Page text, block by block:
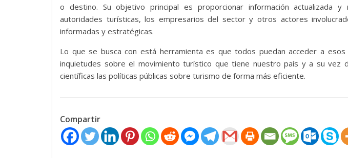
o destino. Su objetivo principal es proporcionar información actualizada
autoridades turísticas, los empresarios del sector y otros actores
informadas y estratégicas.
Lo que se busca con está herramienta es que todos puedan acceder a
inquietudes sobre el movimiento turístico que tiene nuestro país y a su vez
científicas las políticas públicas sobre turismo de forma más eficiente.
Compartir